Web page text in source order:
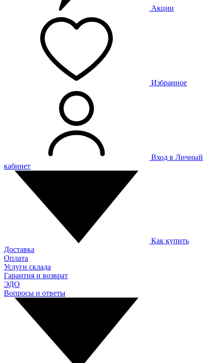
Акции
Избранное
Вход в Личный
кабинет
Как купить
Доставка
Оплата
Услуги склада
Гарантия и возврат
ЭДО
Вопросы и ответы